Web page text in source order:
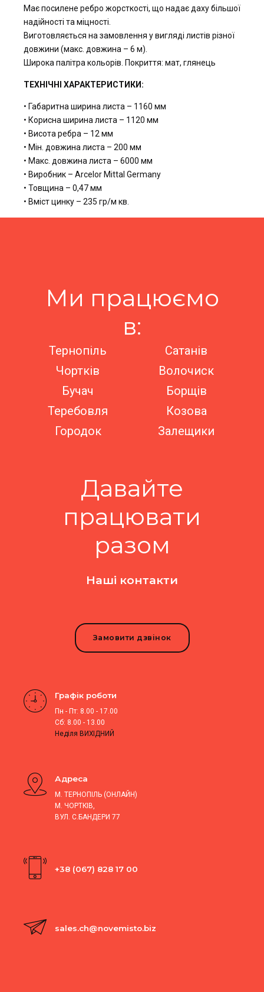
Має посилене ребро жорсткості, що надає даху більшої
надійності та міцності.
Виготовляється на замовлення у вигляді листів різної
довжини (макс. довжина – 6 м).
Широка палітра кольорів. Покриття: мат, глянець
ТЕХНІЧНІ ХАРАКТЕРИСТИКИ:
• Габаритна ширина листа – 1160 мм
• Корисна ширина листа – 1120 мм
• Висота ребра – 12 мм
• Мін. довжина листа – 200 мм
• Макс. довжина листа – 6000 мм
• Виробник – Arcelor Mittal Germany
• Товщина – 0,47 мм
• Вміст цинку – 235 гр/м кв.
Ми працюємо
в:
Тернопіль
Чортків
Бучач
Теребовля
Городок
Сатанів
Волочиск
Борщів
Козова
Залещики
Давайте
працювати
разом
Наші контакти
Замовити дзвінок
Графік роботи
Пн - Пт: 8.00 - 17.00
Сб: 8.00 - 13.00
Неділя ВИХІДНИЙ
Адреса
М. ТЕРНОПІЛЬ (ОНЛАЙН)
М. ЧОРТКІВ,
ВУЛ. С.БАНДЕРИ 77
+38 (067) 828 17 00
sales.ch@novemisto.biz